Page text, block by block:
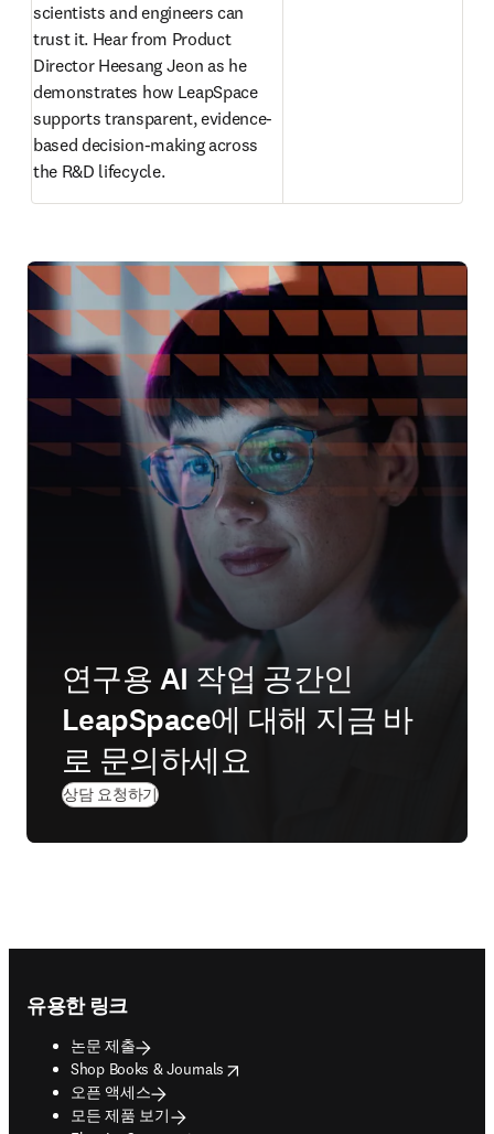
scientists and engineers can
trust it. Hear from Product
Director Heesang Jeon as he
demonstrates how LeapSpace
supports transparent, evidence-
based decision-making across
the R&D lifecycle.
연구용 AI 작업 공간인
LeapSpace에 대해 지금 바
로 문의하세요
상담 요청하기
유용한 링크
논문 제출
Shop Books & Journals
opens in new tab/window
오픈 액세스
모든 제품 보기